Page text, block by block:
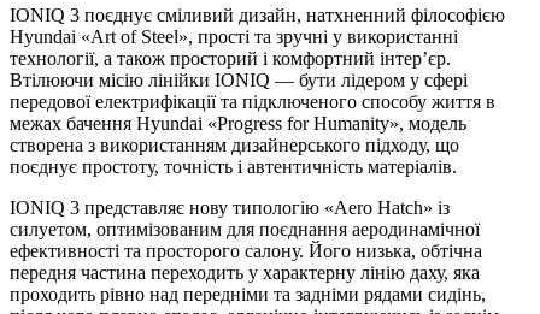
IONIQ 3 поєднує сміливий дизайн, натхненний філософією
Hyundai «Art of Steel», прості та зручні у використанні
технології, а також просторий і комфортний інтер’єр.
Втілюючи місію лінійки IONIQ — бути лідером у сфері
передової електрифікації та підключеного способу життя в
межах бачення Hyundai «Progress for Humanity», модель
створена з використанням дизайнерського підходу, що
поєднує простоту, точність і автентичність матеріалів.
IONIQ 3 представляє нову типологію «Aero Hatch» із
силуетом, оптимізованим для поєднання аеродинамічної
ефективності та просторого салону. Його низька, обтічна
передня частина переходить у характерну лінію даху, яка
проходить рівно над передніми та задніми рядами сидінь,